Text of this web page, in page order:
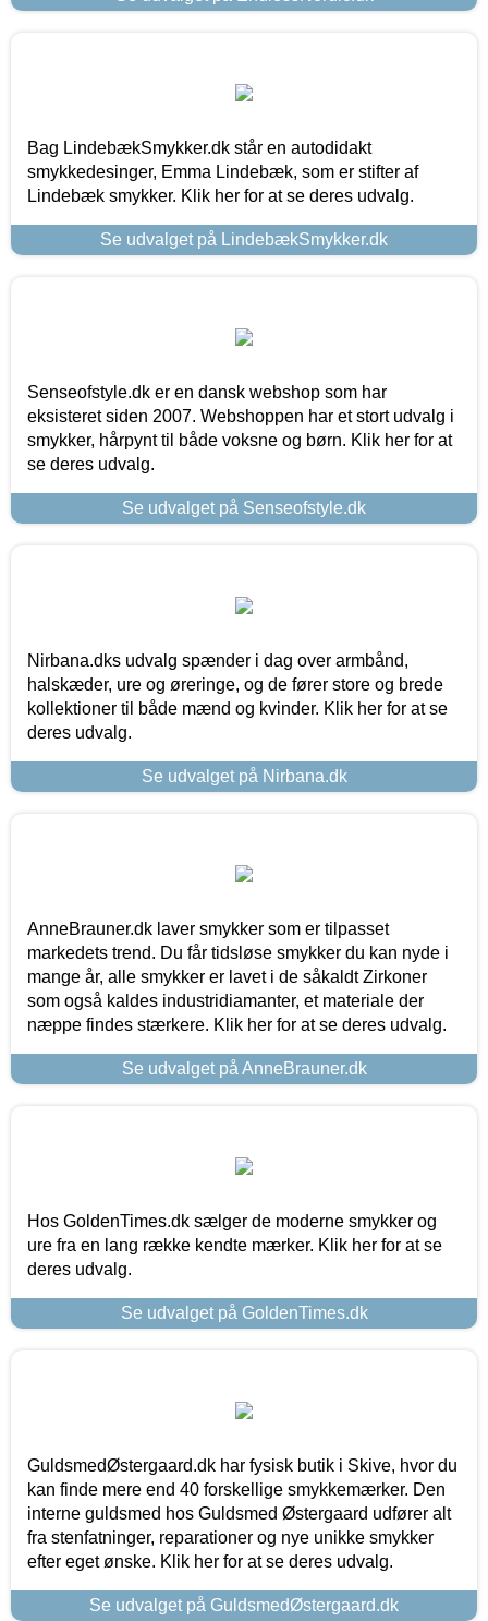
Bag LindebækSmykker.dk står en autodidakt
smykkedesinger, Emma Lindebæk, som er stifter af
Lindebæk smykker. Klik her for at se deres udvalg.
Se udvalget på LindebækSmykker.dk
Senseofstyle.dk er en dansk webshop som har
eksisteret siden 2007. Webshoppen har et stort udvalg i
smykker, hårpynt til både voksne og børn. Klik her for at
se deres udvalg.
Se udvalget på Senseofstyle.dk
Nirbana.dks udvalg spænder i dag over armbånd,
halskæder, ure og øreringe, og de fører store og brede
kollektioner til både mænd og kvinder. Klik her for at se
deres udvalg.
Se udvalget på Nirbana.dk
AnneBrauner.dk laver smykker som er tilpasset
markedets trend. Du får tidsløse smykker du kan nyde i
mange år, alle smykker er lavet i de såkaldt Zirkoner
som også kaldes industridiamanter, et materiale der
næppe findes stærkere. Klik her for at se deres udvalg.
Se udvalget på AnneBrauner.dk
Hos GoldenTimes.dk sælger de moderne smykker og
ure fra en lang række kendte mærker. Klik her for at se
deres udvalg.
Se udvalget på GoldenTimes.dk
GuldsmedØstergaard.dk har fysisk butik i Skive, hvor du
kan finde mere end 40 forskellige smykkemærker. Den
interne guldsmed hos Guldsmed Østergaard udfører alt
fra stenfatninger, reparationer og nye unikke smykker
efter eget ønske. Klik her for at se deres udvalg.
Se udvalget på GuldsmedØstergaard.dk